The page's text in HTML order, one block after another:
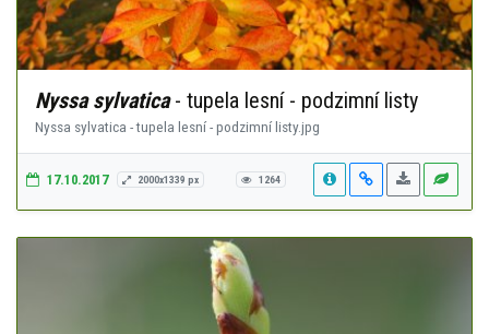
Nyssa sylvatica- tupela lesní - podzimní listy
Nyssa sylvatica - tupela lesní - podzimní listy.jpg
17.10.2017 2000x1339 px 1264